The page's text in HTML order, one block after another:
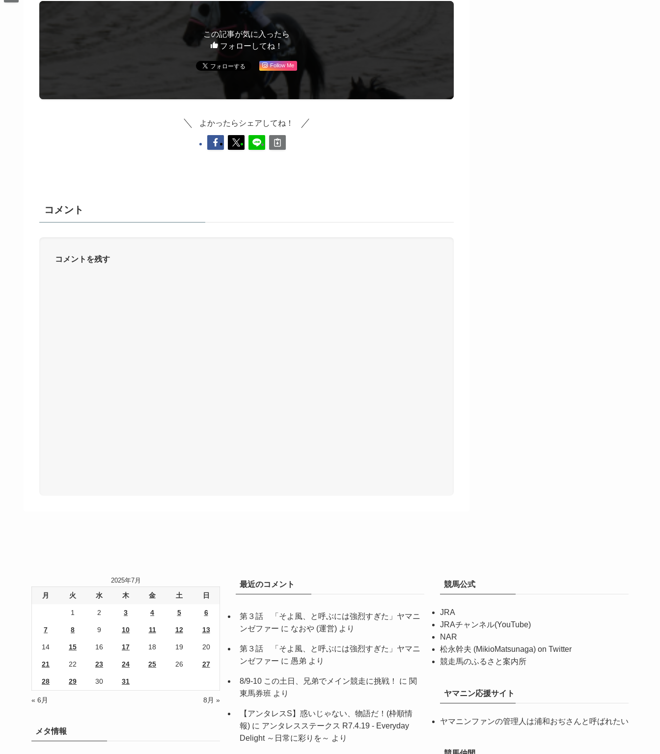
この記事が気に入ったら
フォローしてね！
Follow Me
よかったらシェアしてね！
コメント
コメントを残す
2025年7月
月 火 水 木 金 土 日
1 2 3 4 5 6
7 8 9 10 11 12 13
14 15 16 17 18 19 20
21 22 23 24 25 26 27
28 29 30 31
« 6月 8月 »
メタ情報
最近のコメント
第３話 「そよ風、と呼ぶには強烈すぎた」ヤマニ
ンゼファー に なおや (運営) より
第３話 「そよ風、と呼ぶには強烈すぎた」ヤマニ
ンゼファー に 愚弟 より
8/9-10 この土日、兄弟でメイン競走に挑戦！ に 関
東馬券班 より
【アンタレスS】惑いじゃない、物語だ！(枠順情
報) に アンタレスステークス R7.4.19 - Everyday
Delight ～日常に彩りを～ より
競馬公式
JRA
JRAチャンネル(YouTube)
NAR
松永幹夫 (MikioMatsunaga) on Twitter
競走馬のふるさと案内所
ヤマニン応援サイト
ヤマニンファンの管理人は浦和おぢさんと呼ばれたい